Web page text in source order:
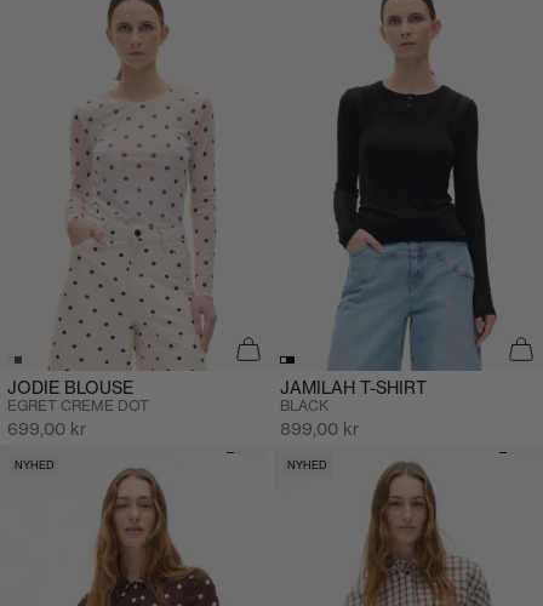
JODIE BLOUSE
EGRET CREME DOT
Salgspris
699,00 kr
JAMILAH T-SHIRT
BLACK
Salgspris
899,00 kr
NYHED NYHED